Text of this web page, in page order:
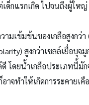
ด็กแรกเกิด ไปจนถึงผู้ใหญ่
ามเข้มข้นของเกลือสูงกว่า
สูงกว่าเซลล์เยื่อบุจ
โดยน้ำเกลือประเภทนี้มัก
จทำให้เกิดการระคายเคื